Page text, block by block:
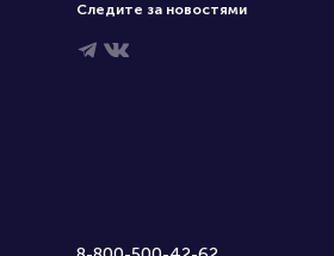
Следите за новостями